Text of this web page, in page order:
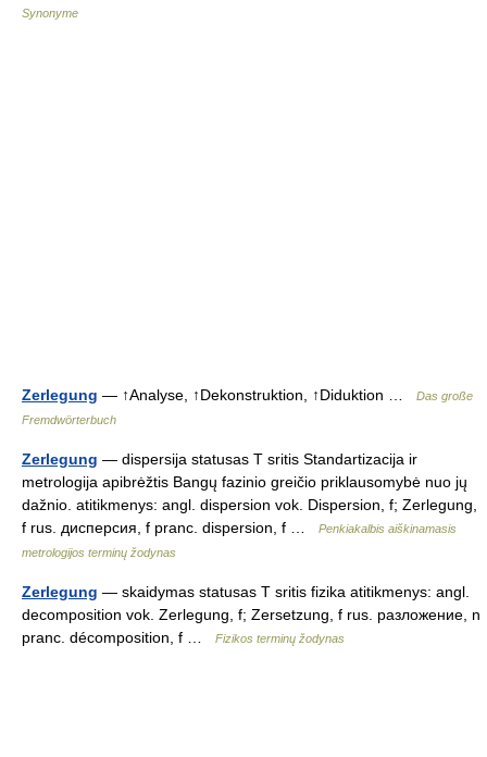
Synonyme
Zerlegung — ↑Analyse, ↑Dekonstruktion, ↑Diduktion …
Das große
Fremdwörterbuch
Zerlegung — dispersija statusas T sritis Standartizacija ir
metrologija apibrėžtis Bangų fazinio greičio priklausomybė nuo jų
dažnio. atitikmenys: angl. dispersion vok. Dispersion, f; Zerlegung,
f rus. дисперсия, f pranc. dispersion, f …
Penkiakalbis aiškinamasis
metrologijos terminų žodynas
Zerlegung — skaidymas statusas T sritis fizika atitikmenys: angl.
decomposition vok. Zerlegung, f; Zersetzung, f rus. разложение, n
pranc. décomposition, f …
Fizikos terminų žodynas